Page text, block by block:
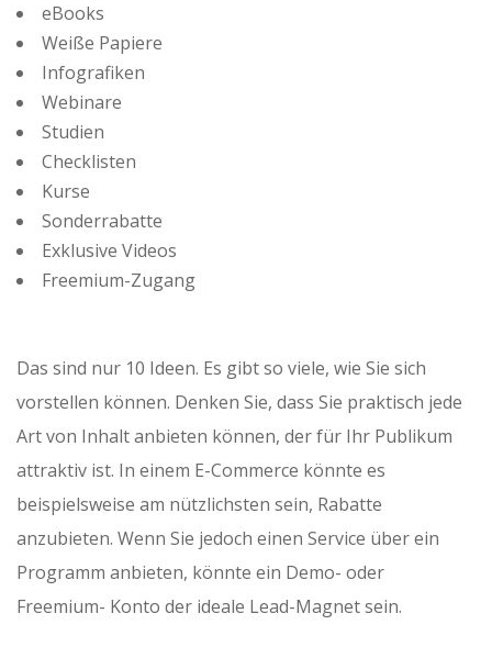
eBooks
Weiße Papiere
Infografiken
Webinare
Studien
Checklisten
Kurse
Sonderrabatte
Exklusive Videos
Freemium-Zugang
Das sind nur 10 Ideen. Es gibt so viele, wie Sie sich
vorstellen können. Denken Sie, dass Sie praktisch jede
Art von Inhalt anbieten können, der für Ihr Publikum
attraktiv ist. In einem E-Commerce könnte es
beispielsweise am nützlichsten sein, Rabatte
anzubieten. Wenn Sie jedoch einen Service über ein
Programm anbieten, könnte ein Demo- oder
Freemium- Konto der ideale Lead-Magnet sein.